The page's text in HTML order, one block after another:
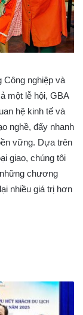
Công nghiệp và
một lễ hội, GBA
hệ kinh tế và
nghề, đẩy nhanh
vững. Dựa trên
giao, chúng tôi
chương
nhiều giá trị hơn